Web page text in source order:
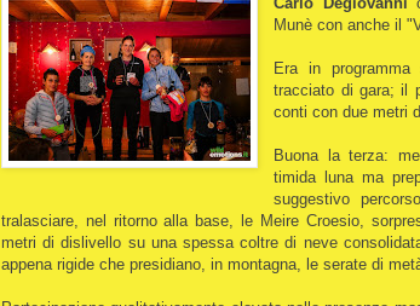
Munè con anche il
Era in
tracciato di gara; il
conti con due metri
Buona la terza:
timida luna ma
suggestivo
tralasciare, nel ritorno alla base, le Meire Croesio,
metri di dislivello su una spessa coltre di neve
appena rigide che presidiano, in montagna, le serate di